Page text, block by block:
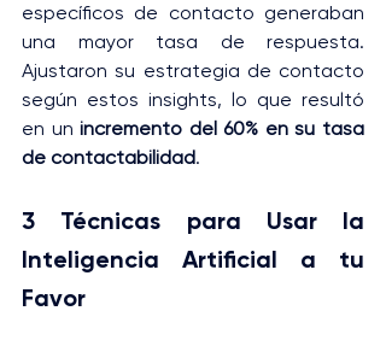
específicos de contacto generaban
una mayor tasa de respuesta.
Ajustaron su estrategia de contacto
según estos insights, lo que resultó
en un incremento del 60% en su tasa
de contactabilidad.
3 Técnicas para Usar la
Inteligencia Artificial a tu
Favor